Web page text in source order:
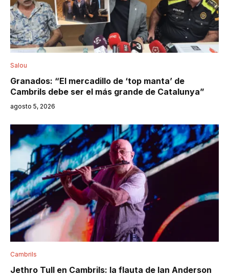
Salou
Granados: “El mercadillo de ‘top manta’ de
Cambrils debe ser el más grande de Catalunya”
agosto 5, 2026
Cambrils
Jethro Tull en Cambrils: la flauta de Ian Anderson